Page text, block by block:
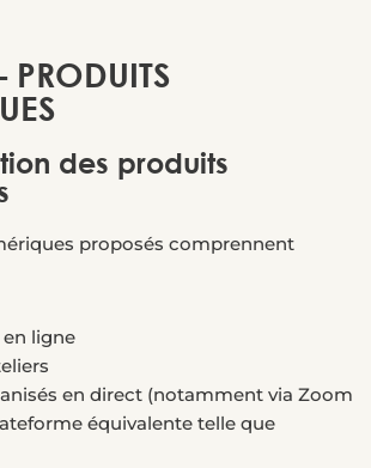
PRODUITS
des produits
proposés comprennent
ligne
en direct (notamment via Zoom
équivalente telle que